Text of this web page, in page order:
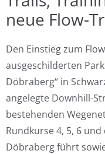
neue Flow-
Den Einstieg zum
ausgeschilderten
Döbraberg“ in
angelegte Downhill-
bestehenden
Rundkurse 4, 5, 6
Döbraberg führt